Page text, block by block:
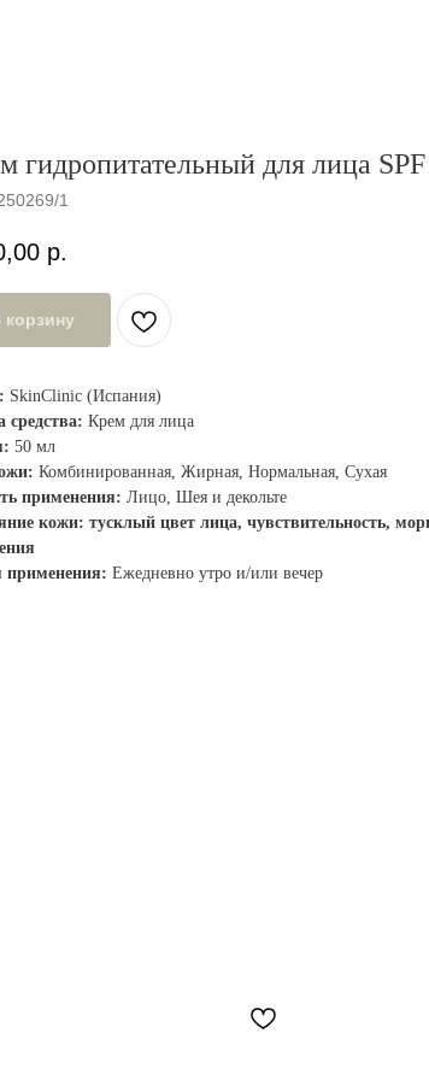
гидропитательный для лица
1
р.
корзину
SkinClinic (Испания)
Крем для лица
50 мл
Комбинированная, Жирная, Нормальная, Сухая
применения: Лицо, Шея и декольте
кожи: тусклый цвет лица, чувствительность,
применения: Ежедневно утро и/или вечер